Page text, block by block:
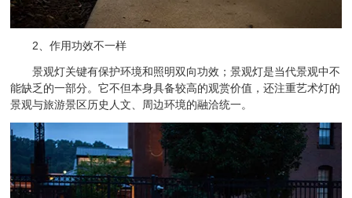
2、作用功效不一样
景观灯关键有保护环境和照明双向功效；景观灯是当代景观中不
能缺乏的一部分。它不但本身具备较高的观赏价值，还注重艺术灯的
景观与旅游景区历史人文、周边环境的融洽统一。